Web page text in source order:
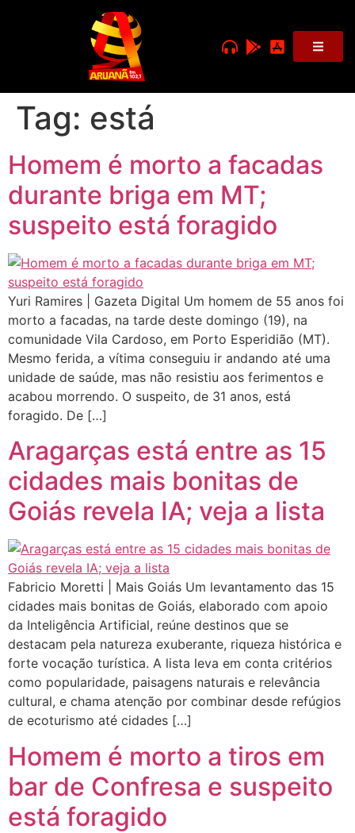
Tag: está
Homem é morto a facadas
durante briga em MT;
suspeito está foragido
Yuri Ramires | Gazeta Digital Um homem de 55 anos foi
morto a facadas, na tarde deste domingo (19), na
comunidade Vila Cardoso, em Porto Esperidião (MT).
Mesmo ferida, a vítima conseguiu ir andando até uma
unidade de saúde, mas não resistiu aos ferimentos e
acabou morrendo. O suspeito, de 31 anos, está
foragido. De […]
Aragarças está entre as 15
cidades mais bonitas de
Goiás revela IA; veja a lista
Fabricio Moretti | Mais Goiás Um levantamento das 15
cidades mais bonitas de Goiás, elaborado com apoio
da Inteligência Artificial, reúne destinos que se
destacam pela natureza exuberante, riqueza histórica e
forte vocação turística. A lista leva em conta critérios
como popularidade, paisagens naturais e relevância
cultural, e chama atenção por combinar desde refúgios
de ecoturismo até cidades […]
Homem é morto a tiros em
bar de Confresa e suspeito
está foragido